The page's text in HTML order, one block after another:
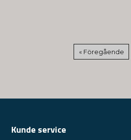
« Föregående
Kunde service